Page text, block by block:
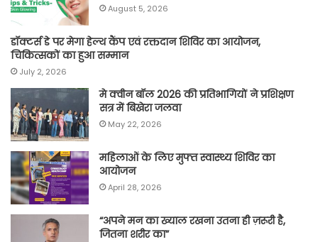
August 5, 2026
डॉक्टर्स डे पर मेगा हेल्थ कैंप एवं रक्तदान शिविर का आयोजन,
चिकित्सकों का हुआ सम्मान
July 2, 2026
मे क्वीन बॉल 2026 की प्रतिभागियों ने प्रशिक्षण
सत्र में बिखेरा जलवा
May 22, 2026
महिलाओं के लिए मुफ्त स्वास्थ्य शिविर का
आयोजन
April 28, 2026
“अपने मन का ख्याल रखना उतना ही ज़रूरी है,
जितना शरीर का”